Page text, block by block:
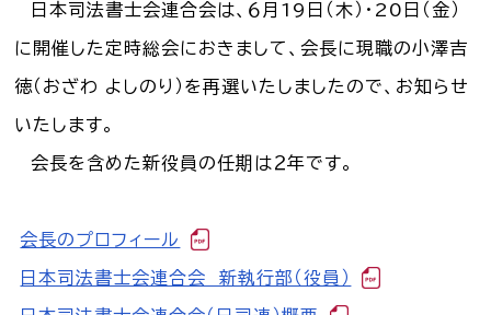
学生の皆さんへ
司法書士法違反「非司行為」について
司法書士法に違反する
情報提供フォーム
日本司法書士会連合会は、６月 19 日（木）・ 20 日（金）
に開催した定時総会におきまして、会長に現職の小澤吉
徳（おざわ よしのり）を再選いたしましたので、お知らせ
いたします。
会長を含めた新役員の任期は２年です。
会長のプロフィール
日本司法書士会連合会 新執行部（役員）